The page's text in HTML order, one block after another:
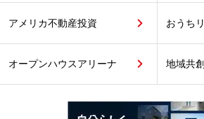
アメリカ不動産投資 おうち
オープンハウスアリーナ 地域共